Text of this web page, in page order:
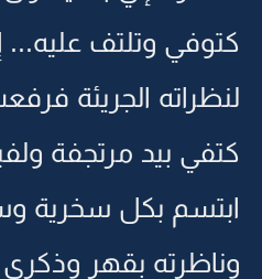
كتوفي وتلتف
لنظراته الجريئة
كتفي بيد مرتجفة
ابتسم بكل سخرية
وناظرته بقهر وذكرى